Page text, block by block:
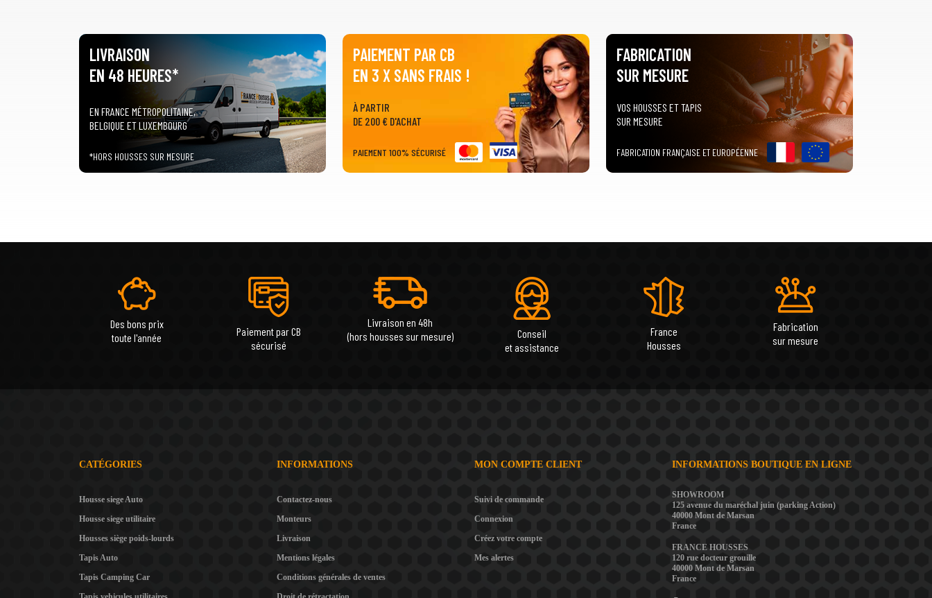
LIVRAISON
EN 48 HEURES*
EN FRANCE MÉTROPOLITAINE,
BELGIQUE ET LUXEMBOURG
*HORS HOUSSES SUR MESURE
PAIEMENT PAR CB
EN 3 X SANS FRAIS !
À PARTIR
DE 200 € D'ACHAT
PAIEMENT 100% SÉCURISÉ
FABRICATION
SUR MESURE
VOS HOUSSES ET TAPIS
SUR MESURE
FABRICATION FRANÇAISE ET EUROPÉENNE
Des bons prix
toute l'année
Paiement par CB
sécurisé
Livraison en 48h
(hors housses sur mesure)
Conseil
et assistance
France
Housses
Fabrication
sur mesure
CATÉGORIES
Housse siege Auto
Housse siege utilitaire
Housses siège poids-lourds
Tapis Auto
Tapis Camping Car
INFORMATIONS
Contactez-nous
Monteurs
Livraison
Mentions légales
Conditions générales de ventes
MON COMPTE CLIENT
Suivi de commande
Connexion
Créez votre compte
Mes alertes
INFORMATIONS BOUTIQUE EN LIGNE
SHOWROOM
125 avenue du maréchal juin (parking Action)
40000 Mont de Marsan
France
FRANCE HOUSSES
120 rue docteur grouille
40000 Mont de Marsan
France